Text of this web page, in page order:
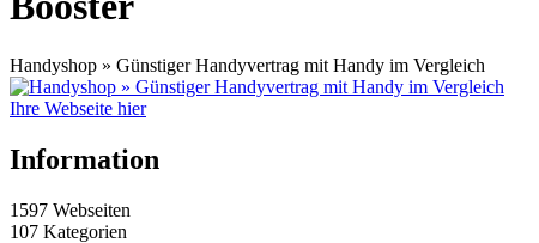
Handyshop » Günstiger Handyvertrag mit Handy im Vergleich
Ihre Webseite hier
Information
1597 Webseiten
107 Kategorien